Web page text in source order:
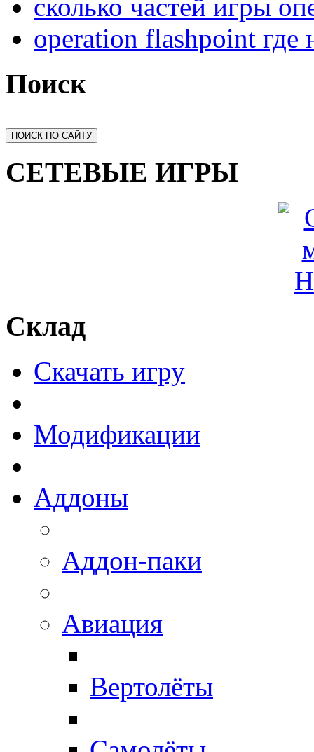
сколько частей игры
operation flashpoint где
Поиск
СЕТЕВЫЕ ИГРЫ
Склад
Скачать игру
Модификации
Аддоны
Аддон-паки
Авиация
Вертолёты